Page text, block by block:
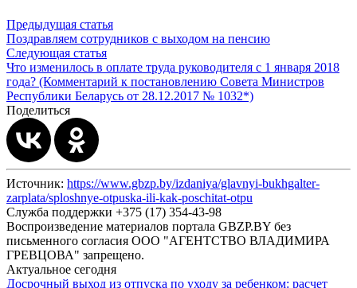
Предыдущая статья
Поздравляем сотрудников с выходом на пенсию
Следующая статья
Что изменилось в оплате труда руководителя с 1 января 2018
года? (Комментарий к постановлению Совета Министров
Республики Беларусь от 28.12.2017 № 1032*)
Поделиться
Источник: https://www.gbzp.by/izdaniya/glavnyi-bukhgalter-
zarplata/sploshnye-otpuska-ili-kak-poschitat-otpu
Служба поддержки +375 (17) 354-43-98
Воспроизведение материалов портала GBZP.BY без
письменного согласия OOO "АГЕНТСТВО ВЛАДИМИРА
ГРЕВЦОВА" запрещено.
Актуальное сегодня
Досрочный выход из отпуска по уходу за ребенком: расчет